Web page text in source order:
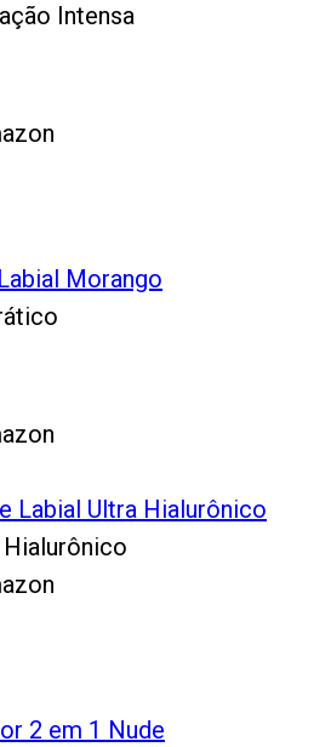
Intensa
Morango
Labial Ultra Hialurônico
2 em 1 Nude